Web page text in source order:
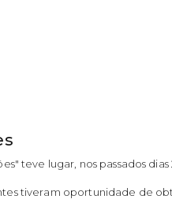
teve lugar, nos passados
tiveram oportunidade de